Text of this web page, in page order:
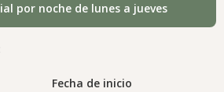
por noche de lunes a jueves
Fecha de inicio